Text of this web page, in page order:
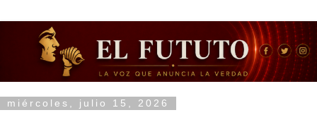
miércoles, julio 15, 2026